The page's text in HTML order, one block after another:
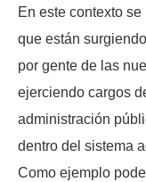
En este contexto
que están
por gente de las
ejerciendo cargos
administración
dentro del sistema
Como ejemplo